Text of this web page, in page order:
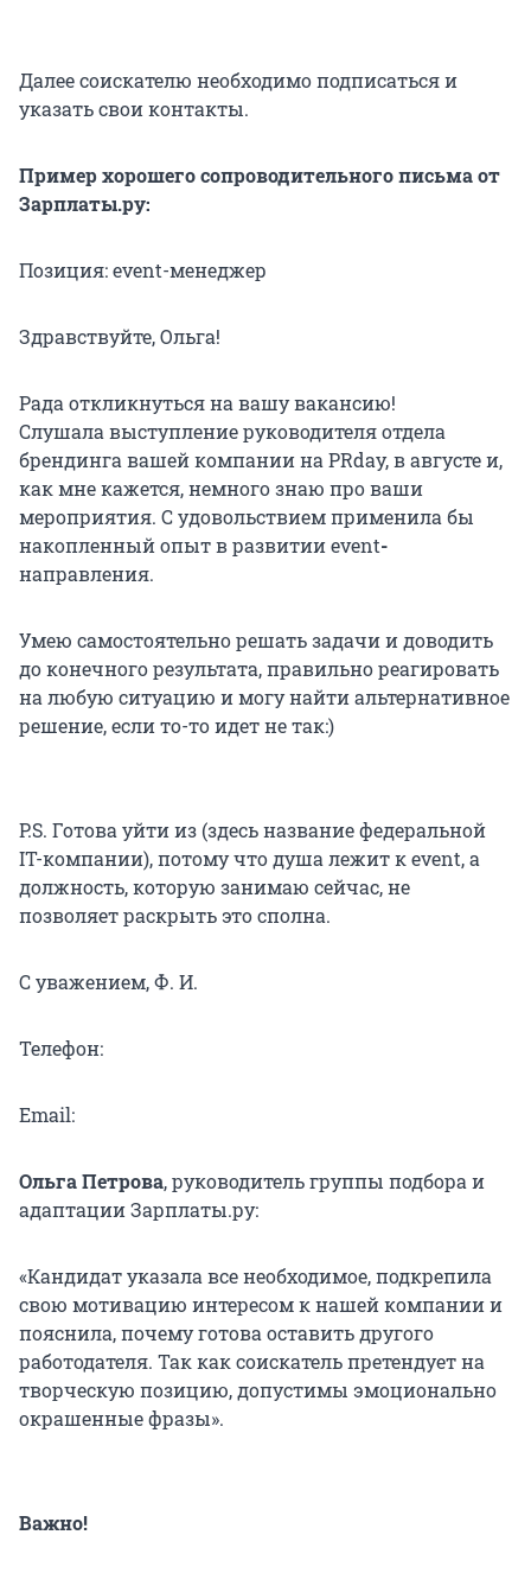
Далее соискателю необходимо подписаться и
указать свои контакты.
Пример хорошего сопроводительного письма от
Зарплаты.ру:
Позиция: event-менеджер
Здравствуйте, Ольга!
Рада откликнуться на вашу вакансию!
Слушала выступление руководителя отдела
брендинга вашей компании на PRday, в августе и,
как мне кажется, немного знаю про ваши
мероприятия. С удовольствием применила бы
накопленный опыт в развитии event-
направления.
Умею самостоятельно решать задачи и доводить
до конечного результата, правильно реагировать
на любую ситуацию и могу найти альтернативное
решение, если то-то идет не так:)
P.S. Готова уйти из (здесь название федеральной
IT-компании), потому что душа лежит к event, а
должность, которую занимаю сейчас, не
позволяет раскрыть это сполна.
С уважением, Ф. И.
Телефон:
Email:
Ольга Петрова, руководитель группы подбора и
адаптации Зарплаты.ру:
«Кандидат указала все необходимое, подкрепила
свою мотивацию интересом к нашей компании и
пояснила, почему готова оставить другого
работодателя. Так как соискатель претендует на
творческую позицию, допустимы эмоционально
окрашенные фразы».
Важно!